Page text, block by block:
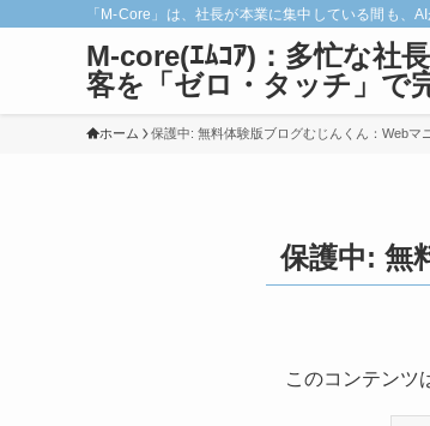
「M-Core」は、社長が本業に集中している間も
M-core(ｴﾑｺｱ)：多忙な社
客を「ゼロ・タッチ」で
ホーム 保護中: 無料体験版ブログむじんくん：Webマ
保護中: 無
このコンテンツ